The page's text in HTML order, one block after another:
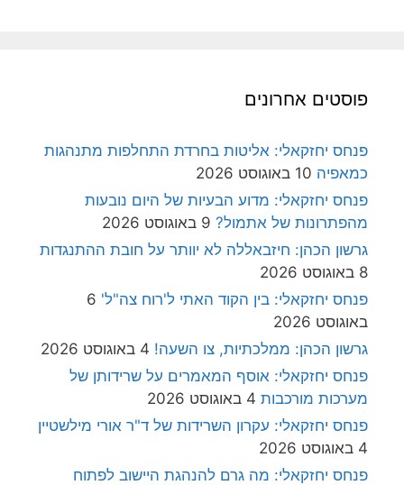
פוסטים אחרונים
פנחס יחזקאלי: אליטות בחרדת התחלפות מתנהגות
כמאפיה 10 באוגוסט 2026
פנחס יחזקאלי: מדוע הבעיות של היום נובעות
מהפתרונות של אתמול? 9 באוגוסט 2026
גרשון הכהן: חיזבאללה לא יוותר על חובת ההתנגדות
8 באוגוסט 2026
פנחס יחזקאלי: בין הקוד האתי ל'רוח צה"ל' 6
באוגוסט 2026
גרשון הכהן: ממלכתיות, צו השעה! 4 באוגוסט 2026
פנחס יחזקאלי: אוסף המאמרים על שרידותן של
מערכות מורכבות 4 באוגוסט 2026
פנחס יחזקאלי: עקרון השרידות של ד"ר אורי מילשטיין
4 באוגוסט 2026
פנחס יחזקאלי: מה גרם להנהגת היישוב לפתוח